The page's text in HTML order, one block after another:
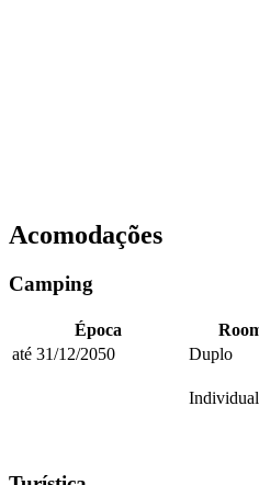
Acomodações
Camping
Época
até 31/12/2050
Duplo
Individual